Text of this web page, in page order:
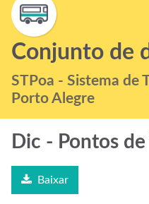
Grupos
Sobre
Conjunto de
STPoa - Sistema de
Porto Alegre
Dic - Pontos de
Baixar